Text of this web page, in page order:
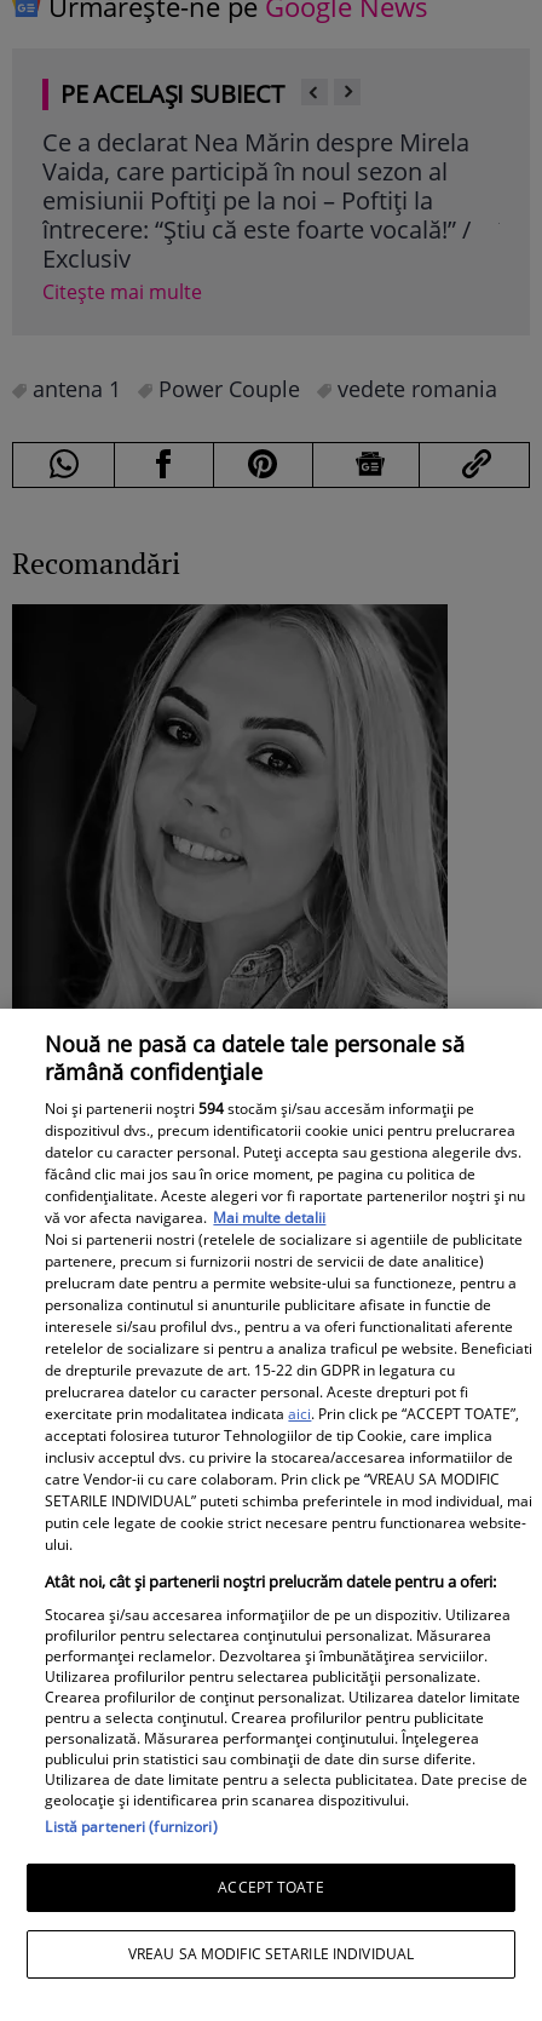
PE ACELAȘI SUBIECT
Dragoș Bucur, dezvăluiri despre viața de
familie și colaborarea cu Tudor Chirilă în
serialul „Trafic”: „Avem multe diferențe
în abordarea vieții” / Exclusiv
Citește mai multe
antena 1 Power Couple vedete romania
Recomandări
Mesaj emoționant pentru Denisa
Răducu, la 9 ani de la moartea artistei:
„Vocea Denisei s-a stins, dar ecoul ei
continuă să răsune”
Irinel Columbeanu, răsfățat la azilul din
Ghermănești. Ce primește fostul
milionar de la directorul căminului:
„Văd cât de mult se bucură”
Proiecte speciale
Peste 100 de pensionari români
au dispărut în fiecare zi, în
primele 6 luni ale anului 2026.
Nouă ne pasă ca datele tale personale să
rămână confidențiale
Noi și partenerii noștri594stocăm și/sau accesăm informații pe
dispozitivul dvs., precum identificatorii cookie unici pentru prelucrarea
datelor cu caracter personal. Puteți accepta sau gestiona alegerile dvs.
făcând clic mai jos sau în orice moment, pe pagina cu politica de
confidențialitate. Aceste alegeri vor fi raportate partenerilor noștri și nu
vă vor afecta navigarea. Mai multe detalii
Noi si partenerii nostri (retelele de socializare si agentiile de publicitate
partenere, precum si furnizorii nostri de servicii de date analitice)
prelucram date pentru a permite website-ului sa functioneze, pentru a
personaliza continutul si anunturile publicitare afisate in functie de
interesele si/sau profilul dvs., pentru a va oferi functionalitati aferente
retelelor de socializare si pentru a analiza traficul pe website. Beneficiati
de drepturile prevazute de art. 15-22 din GDPR in legatura cu
prelucrarea datelor cu caracter personal. Aceste drepturi pot fi
exercitate prin modalitatea indicataaici. Prin click pe “ACCEPT TOATE”,
acceptati folosirea tuturor Tehnologiilor de tip Cookie, care implica
inclusiv acceptul dvs. cu privire la stocarea/accesarea informatiilor de
catre Vendor-ii cu care colaboram. Prin click pe “VREAU SA MODIFIC
SETARILE INDIVIDUAL” puteti schimba preferintele in mod individual, mai
putin cele legate de cookie strict necesare pentru functionarea website-
ului.
Atât noi, cât și partenerii noștri prelucrăm datele pentru a oferi:
Stocarea și/sau accesarea informațiilor de pe un dispozitiv. Utilizarea
profilurilor pentru selectarea conținutului personalizat. Măsurarea
performanței reclamelor. Dezvoltarea și îmbunătățirea serviciilor.
Utilizarea profilurilor pentru selectarea publicității personalizate.
Crearea profilurilor de conținut personalizat. Utilizarea datelor limitate
pentru a selecta conținutul. Crearea profilurilor pentru publicitate
personalizată. Măsurarea performanței conținutului. Înțelegerea
publicului prin statistici sau combinații de date din surse diferite.
Utilizarea de date limitate pentru a selecta publicitatea. Date precise de
geolocație și identificarea prin scanarea dispozitivului.
Listă parteneri (furnizori)
ACCEPT TOATE
VREAU SA MODIFIC SETARILE INDIVIDUAL